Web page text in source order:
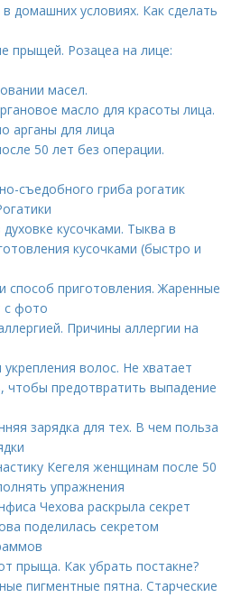
домашних условиях. Как сделать
прыщей. Розацеа на лице:
масел.
масло для красоты лица.
арганы для лица
50 лет без операции.
съедобного гриба рогатик
кусочками. Тыква в
кусочками (быстро и
способ приготовления. Жаренные
с фото
Причины аллергии на
волос. Не хватает
чтобы предотвратить выпадение
зарядка для тех. В чем польза
Кегеля женщинам после 50
упражнения
Чехова раскрыла секрет
поделилась секретом
прыща. Как убрать постакне?
пигментные пятна. Старческие